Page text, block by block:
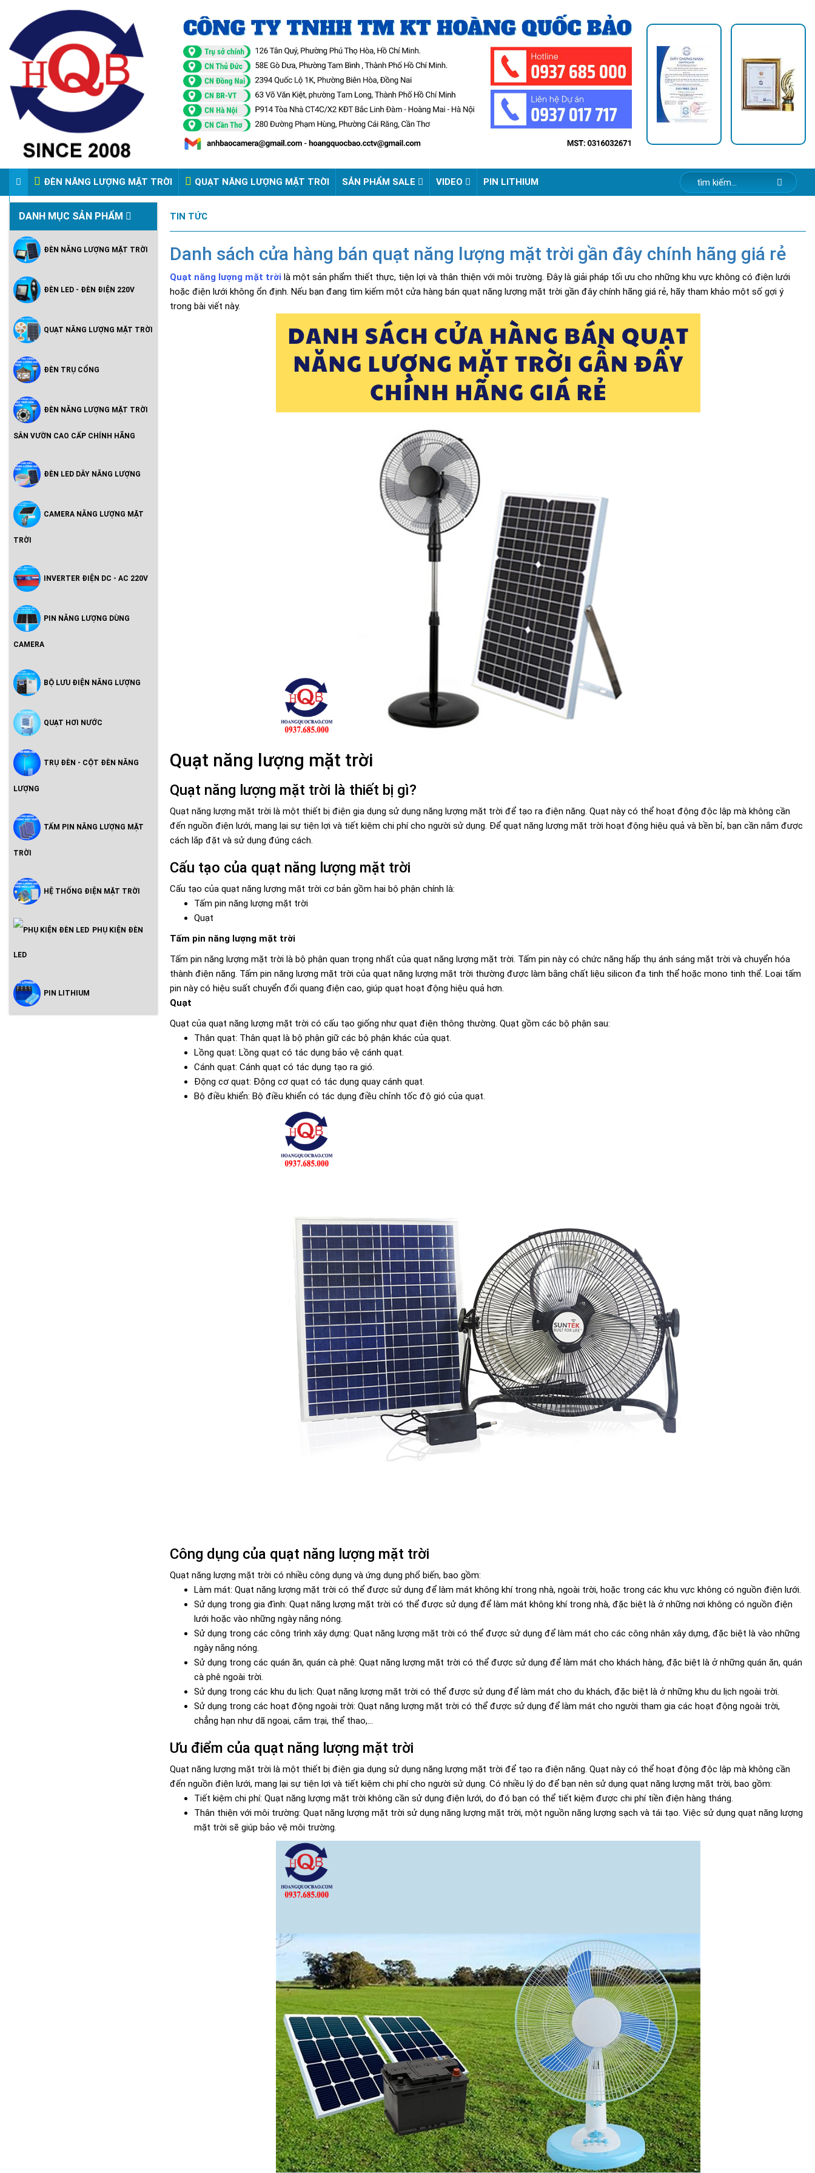
ĐÈN NĂNG LƯỢNG MẶT TRỜI QUẠT NĂNG LƯỢNG MẶT TRỜI SẢN PHẨM SALE VIDEO PIN LITHIUM
VIDEO ĐÈN PHA ĐIỆN 220V
DANH MỤC SẢN PHẨM
ĐÈN NĂNG LƯỢNG MẶT TRỜI
Vườn Cao Cấp Chính Hãng
ĐÈN LED - ĐÈN ĐIỆN 220V
Hoàng Quốc Bảo - Độ Sáng Cao,
QUẠT NĂNG LƯỢNG MẶT TRỜI
ĐÈN TRỤ CỔNG
ĐÈN NĂNG LƯỢNG MẶT TRỜI
SÂN VƯỜN CAO CẤP CHÍNH HÃNG
ĐÈN LED DÂY NĂNG LƯỢNG
CAMERA NĂNG LƯỢNG MẶT
TRỜI
INVERTER ĐIỆN DC - AC 220V
PIN NĂNG LƯỢNG DÙNG
CAMERA
BỘ LƯU ĐIỆN NĂNG LƯỢNG
QUẠT HƠI NƯỚC
TRỤ ĐÈN - CỘT ĐÈN NĂNG
LƯỢNG
TẤM PIN NĂNG LƯỢNG MẶT
TRỜI
HỆ THỐNG ĐIỆN MẶT TRỜI
Inveter Hòa Lưới Có Lưu Trữ -
PHỤ KIỆN ĐÈN
LED
PIN LITHIUM
TIN TỨC
Danh sách cửa hàng bán quạt năng lượng mặt trời gần đây chính hãng giá rẻ
Quạt năng lượng mặt trời là một sản phẩm thiết thực, tiện lợi và thân thiện với môi trường. Đây là giải pháp tối ưu cho những khu vực không có điện lưới
hoặc điện lưới không ổn định. Nếu bạn đang tìm kiếm một cửa hàng bán quạt năng lượng mặt trời gần đây chính hãng giá rẻ, hãy tham khảo một số gợi ý
trong bài viết này.
Quạt năng lượng mặt trời
Quạt năng lượng mặt trời là thiết bị gì?
Quạt năng lượng mặt trời là một thiết bị điện gia dụng sử dụng năng lượng mặt trời để tạo ra điện năng. Quạt này có thể hoạt động độc lập mà không cần
đến nguồn điện lưới, mang lại sự tiện lợi và tiết kiệm chi phí cho người sử dụng. Để quạt năng lượng mặt trời hoạt động hiệu quả và bền bỉ, bạn cần nắm được
cách lắp đặt và sử dụng đúng cách.
Cấu tạo của quạt năng lượng mặt trời
Cấu tạo của quạt năng lượng mặt trời cơ bản gồm hai bộ phận chính là:
Tấm pin năng lượng mặt trời
Quạt
Tấm pin năng lượng mặt trời
Tấm pin năng lượng mặt trời là bộ phận quan trọng nhất của quạt năng lượng mặt trời. Tấm pin này có chức năng hấp thụ ánh sáng mặt trời và chuyển hóa
thành điện năng. Tấm pin năng lượng mặt trời của quạt năng lượng mặt trời thường được làm bằng chất liệu silicon đa tinh thể hoặc mono tinh thể. Loại tấm
pin này có hiệu suất chuyển đổi quang điện cao, giúp quạt hoạt động hiệu quả hơn.
Quạt
Quạt của quạt năng lượng mặt trời có cấu tạo giống như quạt điện thông thường. Quạt gồm các bộ phận sau:
Thân quạt: Thân quạt là bộ phận giữ các bộ phận khác của quạt.
Lồng quạt: Lồng quạt có tác dụng bảo vệ cánh quạt.
Cánh quạt: Cánh quạt có tác dụng tạo ra gió.
Động cơ quạt: Động cơ quạt có tác dụng quay cánh quạt.
Bộ điều khiển: Bộ điều khiển có tác dụng điều chỉnh tốc độ gió của quạt.
Công dụng của quạt năng lượng mặt trời
Quạt năng lượng mặt trời có nhiều công dụng và ứng dụng phổ biến, bao gồm:
Làm mát: Quạt năng lượng mặt trời có thể được sử dụng để làm mát không khí trong nhà, ngoài trời, hoặc trong các khu vực không có nguồn điện lưới.
Sử dụng trong gia đình: Quạt năng lượng mặt trời có thể được sử dụng để làm mát không khí trong nhà, đặc biệt là ở những nơi không có nguồn điện
lưới hoặc vào những ngày nắng nóng.
Sử dụng trong các công trình xây dựng: Quạt năng lượng mặt trời có thể được sử dụng để làm mát cho các công nhân xây dựng, đặc biệt là vào những
ngày nắng nóng.
Sử dụng trong các quán ăn, quán cà phê: Quạt năng lượng mặt trời có thể được sử dụng để làm mát cho khách hàng, đặc biệt là ở những quán ăn, quán
cà phê ngoài trời.
Sử dụng trong các khu du lịch: Quạt năng lượng mặt trời có thể được sử dụng để làm mát cho du khách, đặc biệt là ở những khu du lịch ngoài trời.
Sử dụng trong các hoạt động ngoài trời: Quạt năng lượng mặt trời có thể được sử dụng để làm mát cho người tham gia các hoạt động ngoài trời,
chẳng hạn như dã ngoại, cắm trại, thể thao,...
Ưu điểm của quạt năng lượng mặt trời
Quạt năng lượng mặt trời là một thiết bị điện gia dụng sử dụng năng lượng mặt trời để tạo ra điện năng. Quạt này có thể hoạt động độc lập mà không cần
đến nguồn điện lưới, mang lại sự tiện lợi và tiết kiệm chi phí cho người sử dụng. Có nhiều lý do để bạn nên sử dụng quạt năng lượng mặt trời, bao gồm:
Tiết kiệm chi phí: Quạt năng lượng mặt trời không cần sử dụng điện lưới, do đó bạn có thể tiết kiệm được chi phí tiền điện hàng tháng.
Thân thiện với môi trường: Quạt năng lượng mặt trời sử dụng năng lượng mặt trời, một nguồn năng lượng sạch và tái tạo. Việc sử dụng quạt năng lượng
mặt trời sẽ giúp bảo vệ môi trường.